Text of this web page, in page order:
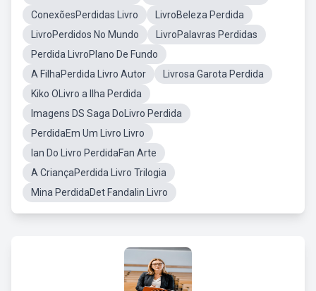
ConexõesPerdidas Livro
LivroBeleza Perdida
LivroPerdidos No Mundo
LivroPalavras Perdidas
Perdida LivroPlano De Fundo
A FilhaPerdida Livro Autor
Livrosa Garota Perdida
Kiko OLivro a Ilha Perdida
Imagens DS Saga DoLivro Perdida
PerdidaEm Um Livro Livro
Ian Do Livro PerdidaFan Arte
A CriançaPerdida Livro Trilogia
Mina PerdidaDet Fandalin Livro